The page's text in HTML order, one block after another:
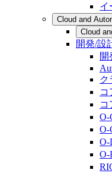
イ
Cloud and
Cloud
開発/設
開
ク
コ
コ
O-
O-
O-
O-